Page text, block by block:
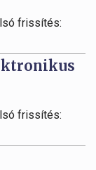
frissítés:
frissítés: